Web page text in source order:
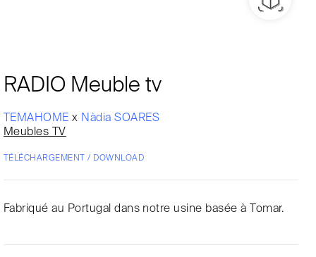
RADIO Meuble tv
TEMAHOMEx Nàdia SOARES
Meubles TV
TÉLÉCHARGEMENT / DOWNLOAD
Fabriqué au Portugal dans notre usine basée à Tomar.